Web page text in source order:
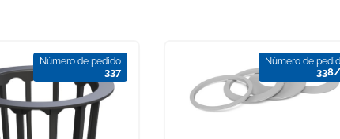
Número de pedido
337
Número de